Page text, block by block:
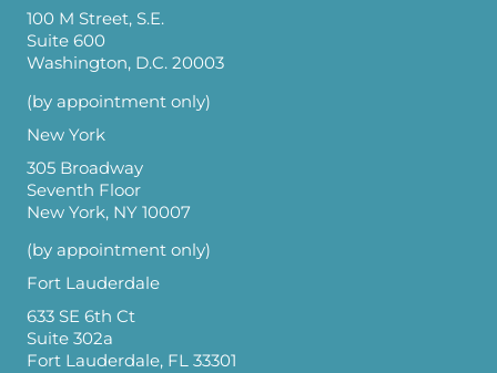
100 M Street, S.E.
Suite 600
Washington, D.C. 20003
(by appointment only)
New York
305 Broadway
Seventh Floor
New York, NY 10007
(by appointment only)
Fort Lauderdale
633 SE 6th Ct
Suite 302a
Fort Lauderdale, FL 33301